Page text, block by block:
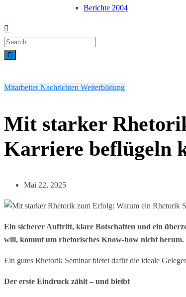
Berichte 2004
MitarbeiterNachrichten Weiterbildung
Mit starker
Karriere beflügeln
Mai 22, 2025
Ein sicherer Auftritt, klare Botschaften und ein
will, kommt um rhetorisches Know-how nicht herum.
Ein gutes Rhetorik Seminar bietet dafür die ideale
Der erste Eindruck zählt – und bleibt